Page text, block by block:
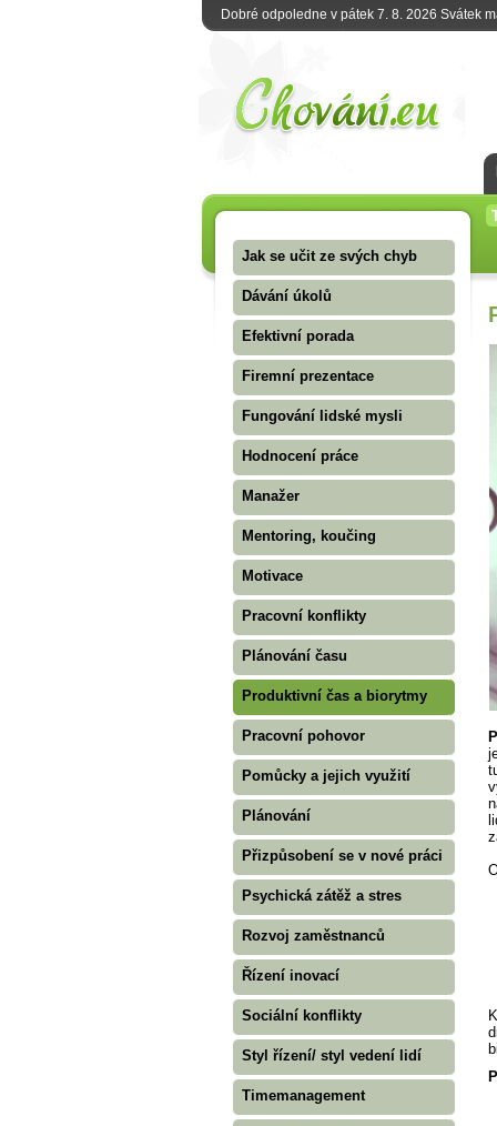
Dobré odpoledne v pátek 7. 8. 2026 Svátek
Jak se učit ze svých chyb
Dávání úkolů
Efektivní porada
Firemní prezentace
Fungování lidské mysli
Hodnocení práce
Manažer
Mentoring, koučing
Motivace
Pracovní konflikty
Plánování času
Produktivní čas a biorytmy
Pracovní pohovor
Pomůcky a jejich využití
Plánování
Přizpůsobení se v nové práci
Psychická zátěž a stres
Rozvoj zaměstnanců
Řízení inovací
Sociální konflikty
Styl řízení/ styl vedení lidí
Timemanagement